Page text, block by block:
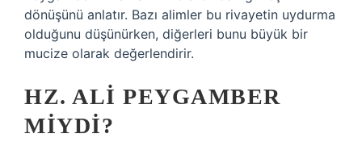
dönüşünü anlatır. Bazı alimler bu rivayetin uydurma
olduğunu düşünürken, diğerleri bunu büyük bir
mucize olarak değerlendirir.
HZ. ALI PEYGAMBER
MIYDI?